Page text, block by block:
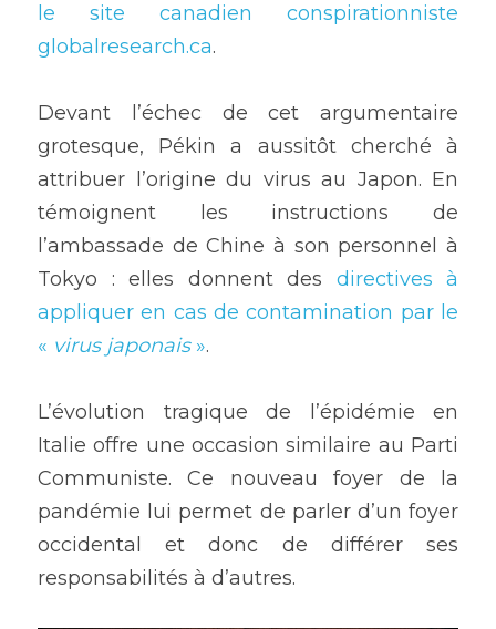
le site canadien conspirationniste
globalresearch.ca.
Devant l’échec de cet argumentaire
grotesque, Pékin a aussitôt cherché à
attribuer l’origine du virus au Japon. En
témoignent les instructions de
l’ambassade de Chine à son personnel à
Tokyo : elles donnent des directives à
appliquer en cas de contamination par le
« virus japonais ».
L’évolution tragique de l’épidémie en
Italie offre une occasion similaire au Parti
Communiste. Ce nouveau foyer de la
pandémie lui permet de parler d’un foyer
occidental et donc de différer ses
responsabilités à d’autres.